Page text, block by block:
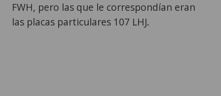
FWH, pero las que le correspondían eran
las placas particulares 107 LHJ.